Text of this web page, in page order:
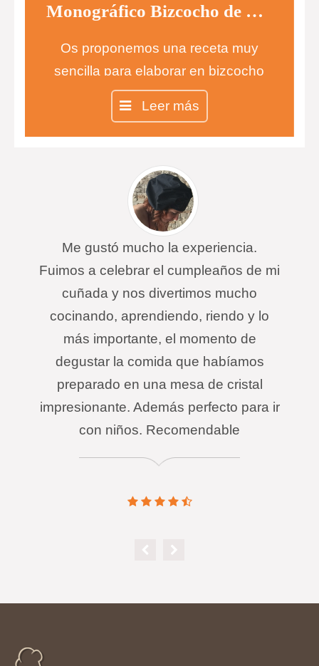
Monográfico Bizcocho de naranja
Os proponemos una receta muy
sencilla para elaborar en bizcocho
de naranja, ideal para cualquier hora
del día, pero sobre todo a la hora del
desayuno por el sabor tan intenso
que le proporciona la cáscara de
naranja.
Leer más
Me gustó mucho la experiencia.
Fuimos a celebrar el cumpleaños de mi
cuñada y nos divertimos mucho
cocinando, aprendiendo, riendo y lo
más importante, el momento de
degustar la comida que habíamos
preparado en una mesa de cristal
impresionante. Además perfecto para ir
con niños. Recomendable